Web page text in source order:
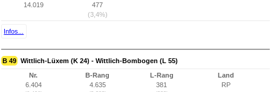
14.019
477
(3,4%)
Infos...
B 49 Wittlich-Lüxem (K 24) - Wittlich-Bombogen (L 55)
Nr.
6.404
B-Rang
4.635
L-Rang
381
Land
RP